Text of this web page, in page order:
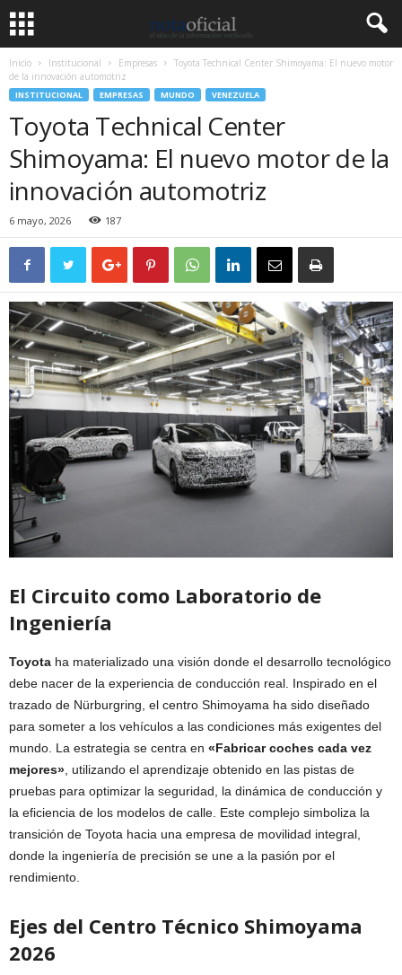
Inicio Institucional Empresas
Toyota Technical Center Shimoyama: El nuevo motor
de la innovación automotriz
INSTITUCIONAL EMPRESAS MUNDO VENEZUELA
Toyota Technical Center
Shimoyama: El nuevo motor de la
innovación automotriz
6 mayo, 2026 187
El Circuito como Laboratorio de
Ingeniería
Toyota ha materializado una visión donde el desarrollo tecnológico
debe nacer de la experiencia de conducción real. Inspirado en el
trazado de Nürburgring, el centro Shimoyama ha sido diseñado
para someter a los vehículos a las condiciones más exigentes del
mundo. La estrategia se centra en «Fabricar coches cada vez
mejores», utilizando el aprendizaje obtenido en las pistas de
pruebas para optimizar la seguridad, la dinámica de conducción y
la eficiencia de los modelos de calle. Este complejo simboliza la
transición de Toyota hacia una empresa de movilidad integral,
donde la ingeniería de precisión se une a la pasión por el
rendimiento.
Ejes del Centro Técnico Shimoyama
2026